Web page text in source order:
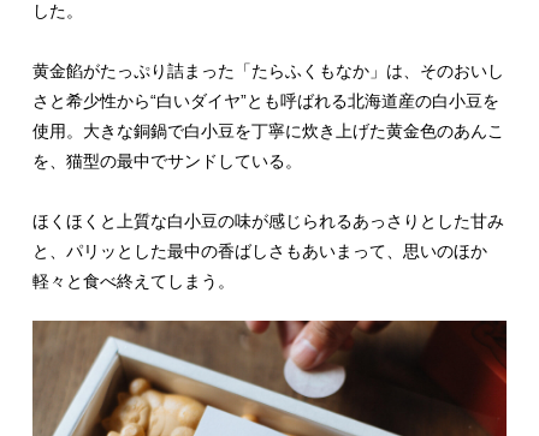
した。
黄金餡がたっぷり詰まった「たらふくもなか」は、そのおいし
さと希少性から“白いダイヤ”とも呼ばれる北海道産の白小豆を
使用。大きな銅鍋で白小豆を丁寧に炊き上げた黄金色のあんこ
を、猫型の最中でサンドしている。
ほくほくと上質な白小豆の味が感じられるあっさりとした甘み
と、パリッとした最中の香ばしさもあいまって、思いのほか
軽々と食べ終えてしまう。